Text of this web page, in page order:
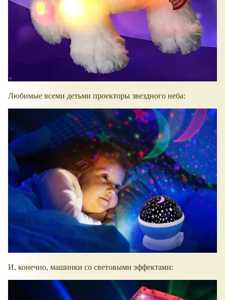
Любимые всеми детьми проекторы звездного неба:
И, конечно, машинки со световыми эффектами: